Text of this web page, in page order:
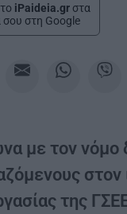
iPaideia.gr στα
σου στη Google
με τον νόμο
της